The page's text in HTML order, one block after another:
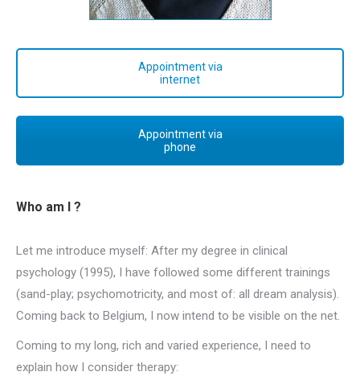
Who am I ?
Let me introduce myself: After my degree in clinical
psychology (1995), I have followed some different trainings
(sand-play; psychomotricity, and most of: all dream analysis).
Coming back to Belgium, I now intend to be visible on the net.
Coming to my long, rich and varied experience, I need to
explain how I consider therapy:
Appointment via
internet
Appointment via
phone